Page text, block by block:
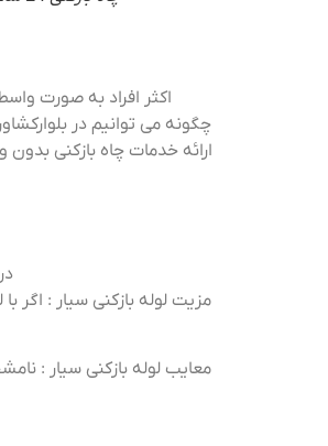
اکثر افراد به صورت
چگونه می توانیم در
ارائه خدمات چاه بازکنی
مزیت لوله بازکنی سیار : اگر
معایب لوله بازکنی سیار :